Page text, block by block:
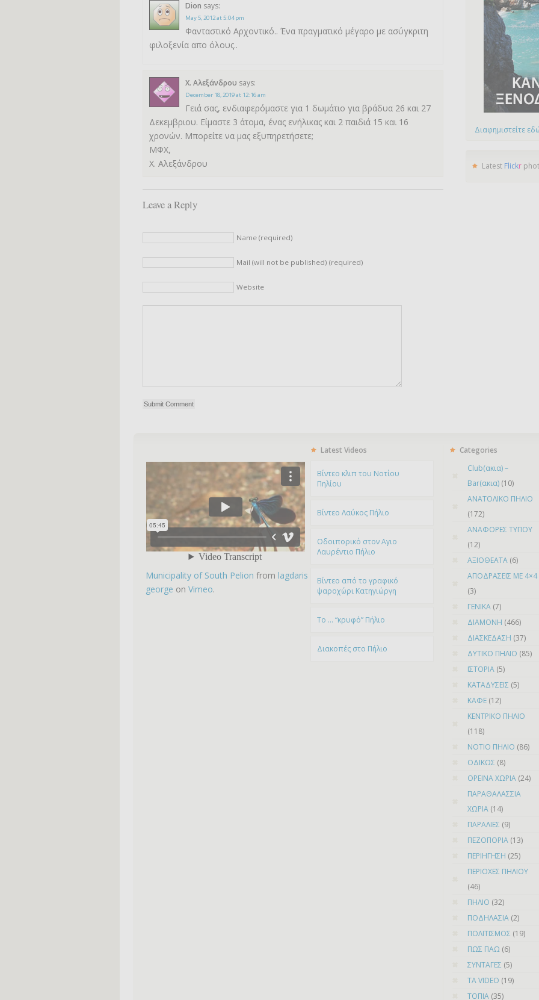
Dion says:
May 5, 2012 at 5:04 pm
Φανταστικό Αρχοντικό.. Ένα πραγματικό μέγαρο με ασύγκριτη
φιλοξενία απο όλους..
Χ. Αλεξάνδρου says:
December 18, 2019 at 12:16 am
Γειά σας, ενδιαφερόμαστε για 1 δωμάτιο για βράδυα 26 και 27
Δεκεμβριου. Είμαστε 3 άτομα, ένας ενήλικας και 2 παιδιά 15 και 16
χρονών. Μπορείτε να μας εξυπηρετήσετε;
ΜΦΧ,
Χ. Αλεξάνδρου
Leave a Reply
Name (required)
Mail (will not be published) (required)
Website
Διαφημιστείτε
Latest Flickr
Municipality of South Pelion from lagdaris
george on Vimeo.
Latest Videos
Bίντεο κλιπ του Νοτίου
Πηλίου
Βίντεο Λαύκος Πήλιο
Οδοιπορικό στον Αγιο
Λαυρέντιο Πήλιο
Βίντεο από το γραφικό
ψαροχώρι Kατηγιώργη
To … “κρυφό” Πήλιο
Διακοπές στο Πήλιο
Categories
Club(ακια) –
Bar(ακια) (10)
ΑΝΑΤΟΛΙΚΟ ΠΗΛΙΟ
(172)
ΑΝΑΦΟΡΕΣ ΤΥΠΟΥ
(12)
ΑΞΙΟΘΕΑΤΑ (6)
ΑΠΟΔΡΑΣΕΙΣ ΜΕ 4×4
(3)
ΓΕΝΙΚΑ (7)
ΔΙΑΜΟΝΗ (466)
ΔΙΑΣΚΕΔΑΣΗ (37)
ΔΥΤΙΚΟ ΠΗΛΙΟ (85)
ΙΣΤΟΡΙΑ (5)
ΚΑΤΑΔΥΣΕΙΣ (5)
ΚΑΦΕ (12)
ΚΕΝΤΡΙΚΟ ΠΗΛΙΟ
(118)
ΝΟΤΙΟ ΠΗΛΙΟ (86)
ΟΔΙΚΩΣ (8)
ΟΡΕΙΝΑ ΧΩΡΙΑ (24)
ΠΑΡΑΘΑΛΑΣΣΙΑ
ΧΩΡΙΑ (14)
ΠΑΡΑΛΙΕΣ (9)
ΠΕΖΟΠΟΡΙΑ (13)
ΠΕΡΙΗΓΗΣΗ (25)
ΠΕΡΙΟΧΕΣ ΠΗΛΙΟΥ
(46)
ΠΗΛΙΟ (32)
ΠΟΔΗΛΑΣΙΑ (2)
ΠΟΛΙΤΙΣΜΟΣ (19)
ΠΩΣ ΠΑΩ (6)
ΣΥΝΤΑΓΕΣ (5)
ΤΑ VIDEO (19)
ΤΟΠΙΑ (35)